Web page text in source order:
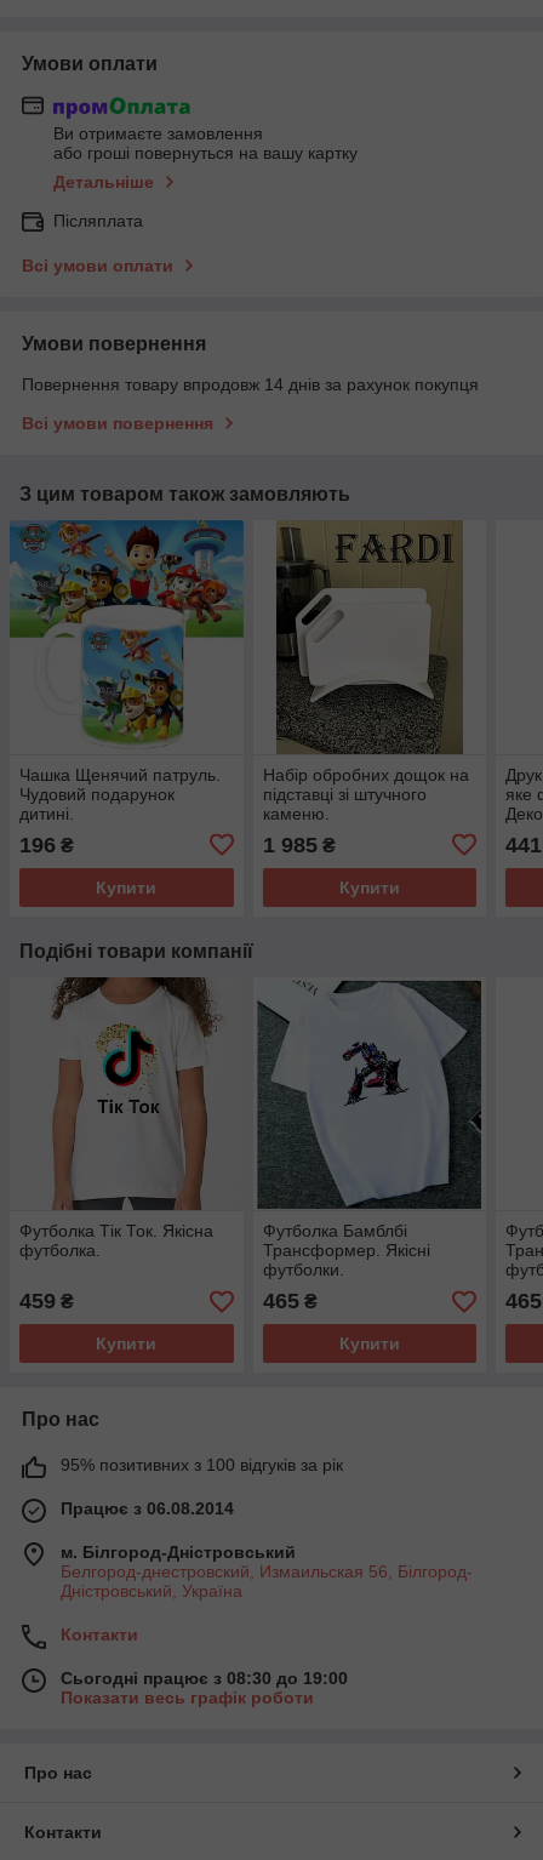
Умови оплати
Ви отримаєте замовлення
або гроші повернуться на вашу картку
Детальніше
Післяплата
Всі умови оплати
Умови повернення
Повернення товару впродовж 14 днів за рахунок покупця
Всі умови повернення
З цим товаром також замовляють
Чашка Щенячий патруль.
Чудовий подарунок
дитині.
196 ₴
Купити
Набір обробних дощок на
підставці зі штучного
каменю.
1 985₴
Купити
яке
441
Подібні товари компанії
Футболка Тік Ток. Якісна
футболка.
459 ₴
Купити
Футболка Бамблбі
Трансформер. Якісні
футболки.
465₴
Купити
465
Про нас
95% позитивних з 100 відгуків за рік
Працює з 06.08.2014
м. Білгород-Дністровський
Белгород-днестровский, Измаильская 56, Білгород-
Дністровський, Україна
Контакти
Сьогодні працює з 08:30 до 19:00
Показати весь графік роботи
Про нас
Контакти